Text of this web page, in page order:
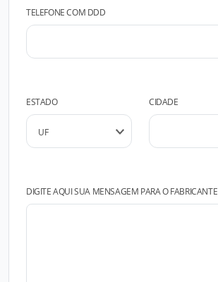
TELEFONE COM DDD
ESTADO CIDADE
DIGITE AQUI SUA MENSAGEM PARA O FABRICANTE